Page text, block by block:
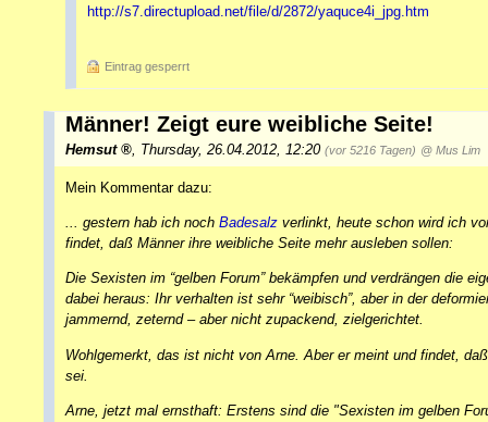
http://s7.directupload.net/file/d/2872/yaquce4i_jpg.htm
Eintrag gesperrt
Männer! Zeigt eure weibliche Seite!
Hemsut , Thursday, 26.04.2012, 12:20 (vor 5216 Tagen) @ Mus Lim
Mein Kommentar dazu:
... gestern hab ich noch Badesalz verlinkt, heute schon wird ich
findet, daß Männer ihre weibliche Seite mehr ausleben sollen:
Die Sexisten im “gelben Forum” bekämpfen und verdrängen die
dabei heraus: Ihr verhalten ist sehr “weibisch”, aber in der
jammernd, zeternd – aber nicht zupackend, zielgerichtet.
Wohlgemerkt, das ist nicht von Arne. Aber er meint und findet,
sei.
Arne, jetzt mal ernsthaft: Erstens sind die "Sexisten im gelben